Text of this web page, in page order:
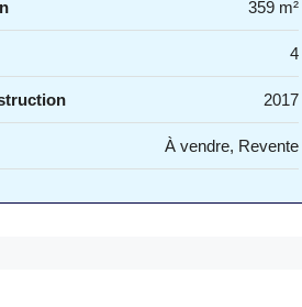
359 m²
4
2017
À vendre, Revente